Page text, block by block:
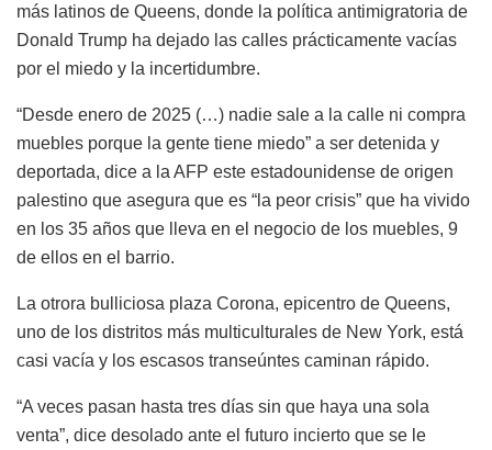
más latinos de Queens, donde la política antimigratoria de
Donald Trump ha dejado las calles prácticamente vacías
por el miedo y la incertidumbre.
“Desde enero de 2025 (…) nadie sale a la calle ni compra
muebles porque la gente tiene miedo” a ser detenida y
deportada, dice a la AFP este estadounidense de origen
palestino que asegura que es “la peor crisis” que ha vivido
en los 35 años que lleva en el negocio de los muebles, 9
de ellos en el barrio.
La otrora bulliciosa plaza Corona, epicentro de Queens,
uno de los distritos más multiculturales de New York, está
casi vacía y los escasos transeúntes caminan rápido.
“A veces pasan hasta tres días sin que haya una sola
venta”, dice desolado ante el futuro incierto que se le